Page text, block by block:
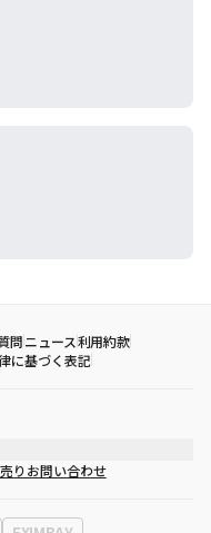
問ニュース利用約款
に基づく表記
りお問い合わせ